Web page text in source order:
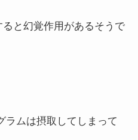
と幻覚作用があるそうで
ラムは摂取してしまって